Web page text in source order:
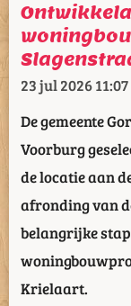
23 jul 202611:07
De gemeente
Voorburg
de locatie aan
afronding van
belangrijke
Krielaart.